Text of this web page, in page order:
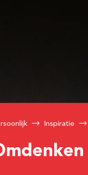
Inspiratie